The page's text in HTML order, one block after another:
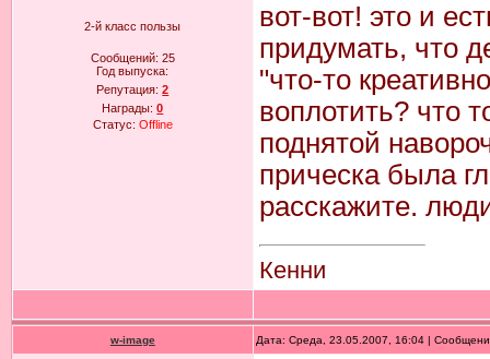
2-й класс пользы
Сообщений: 25
Год выпуска:
Репутация:2
Награды:0
Статус: Offline
вот-вот! это и
придумать, что
"что-то
воплотить? что
поднятой
прическа была
расскажите.
Кенни
w-image Дата: Среда, 23.05.2007, 16:04 |